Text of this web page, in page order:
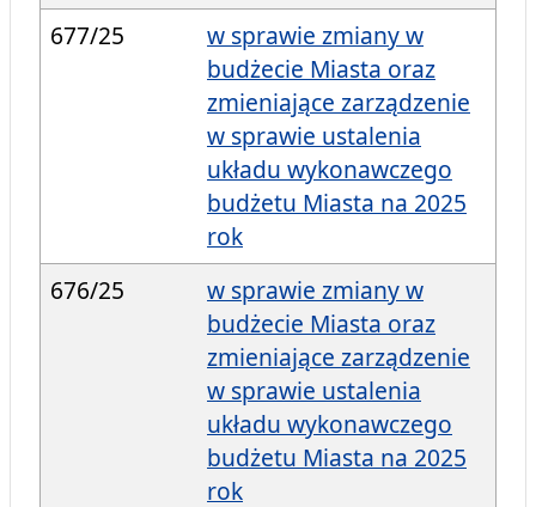
677/25
w sprawie zmiany w
budżecie Miasta oraz
zmieniające zarządzenie
w sprawie ustalenia
układu wykonawczego
budżetu Miasta na 2025
rok
676/25
w sprawie zmiany w
budżecie Miasta oraz
zmieniające zarządzenie
w sprawie ustalenia
układu wykonawczego
budżetu Miasta na 2025
rok